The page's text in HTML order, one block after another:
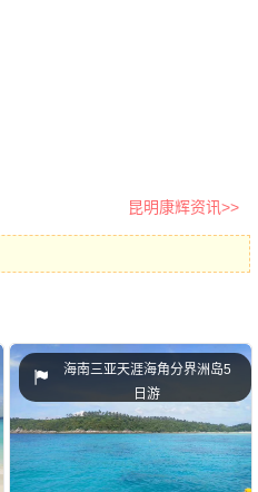
昆明康辉资讯>>
海南三亚天涯海角分界洲岛5
日游